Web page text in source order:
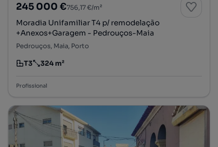
245 000 €756,17 €/m²
Moradia Unifamiliar T4 p/ remodelação
+Anexos+Garagem - Pedrouços-Maia
Pedrouços, Maia, Porto
Tipologia
T3
Preço por metro quadrado
324 m²
Profissional